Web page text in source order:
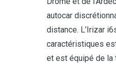
autocar
distance. L’Irizar
caractéristiques
et est équipé de la